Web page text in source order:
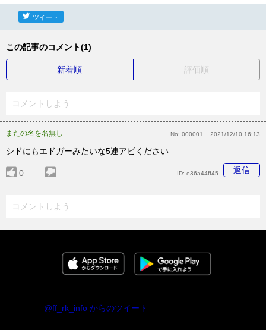
ツイート
この記事のコメント(1)
新着順 評価順
コメントしよう...
またの名を名無し No: 000001 2021/12/10 16:13
シドにもエドガーみたいな5連アビください
0 返信
ID: e36a44ff45
コメントしよう...
@ff_rk_info からのツイート